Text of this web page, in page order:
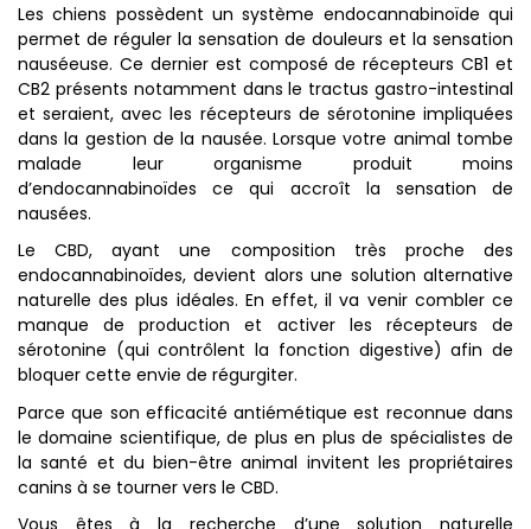
Les chiens possèdent un système endocannabinoïde qui
permet de réguler la sensation de douleurs et la sensation
nauséeuse. Ce dernier est composé de récepteurs CB1 et
CB2 présents notamment dans le tractus gastro-intestinal
et seraient, avec les récepteurs de sérotonine impliquées
dans la gestion de la nausée. Lorsque votre animal tombe
malade leur organisme produit moins
d’endocannabinoïdes ce qui accroît la sensation de
nausées.
Le CBD, ayant une composition très proche des
endocannabinoïdes, devient alors une solution alternative
naturelle des plus idéales. En effet, il va venir combler ce
manque de production et activer les récepteurs de
sérotonine (qui contrôlent la fonction digestive) afin de
bloquer cette envie de régurgiter.
Parce que son efficacité antiémétique est reconnue dans
le domaine scientifique, de plus en plus de spécialistes de
la santé et du bien-être animal invitent les propriétaires
canins à se tourner vers le CBD.